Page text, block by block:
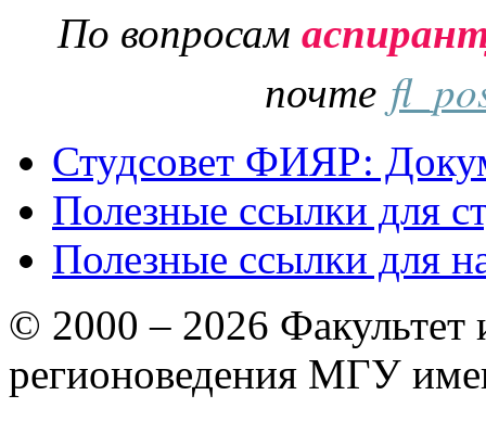
По вопросам
почте
Студсовет ФИЯР:
Полезные ссылки для
Полезные ссылки для
© 2000 – 2026 Факультет
регионоведения МГУ